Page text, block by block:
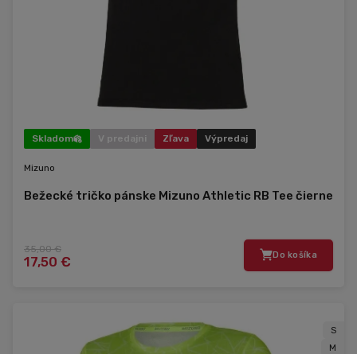
Skladom V predajni Zľava Výpredaj
Mizuno
Bežecké tričko pánske Mizuno Athletic RB Tee čierne
35,00 €
17,50 € Do košíka
S
M